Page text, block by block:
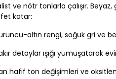
ve nötr tonlarla çalışır.
katar:
altın rengi, soğuk gri ve
detaylar ışığı yumuşatarak
hafif ton değişimleri ve